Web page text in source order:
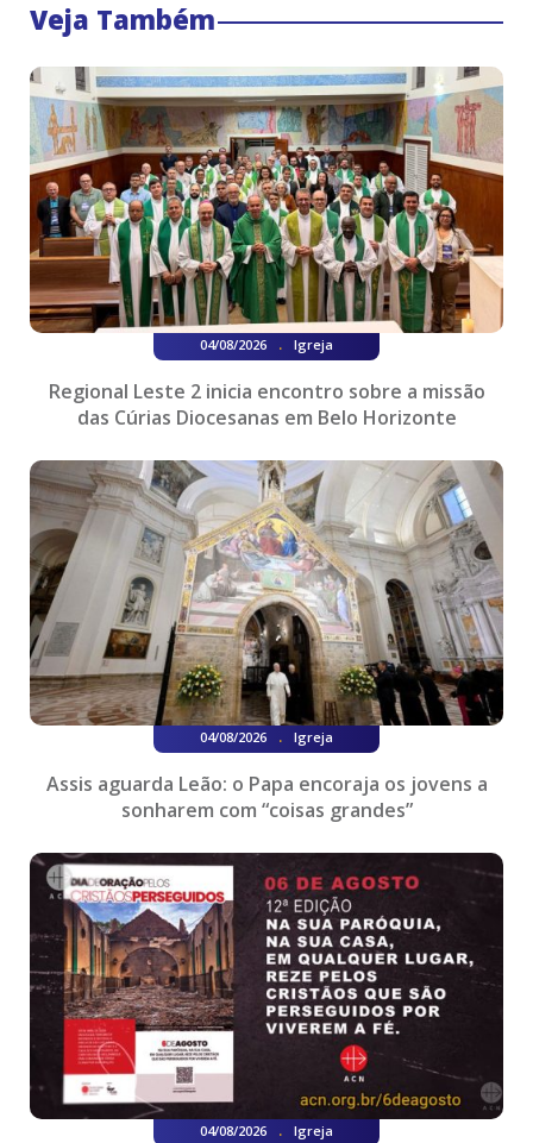
Veja Também
04/08/2026 . Igreja
Regional Leste 2 inicia encontro sobre a missão
das Cúrias Diocesanas em Belo Horizonte
04/08/2026 . Igreja
Assis aguarda Leão: o Papa encoraja os jovens a
sonharem com “coisas grandes”
04/08/2026 . Igreja